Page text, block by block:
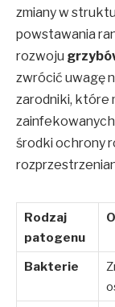
zmiany w
powstawania
rozwoju
zwrócić uwagę
zarodniki, które
środki ochrony
Rodzaj
patogenu
Bakterie